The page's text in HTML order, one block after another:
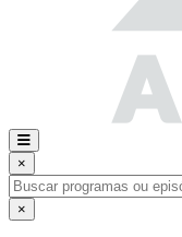
×
×